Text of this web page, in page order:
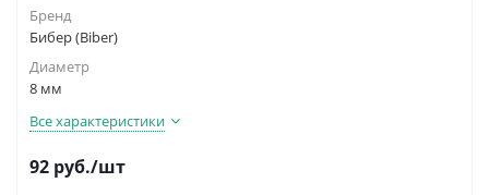
Бренд
Бибер (Biber)
Диаметр
8 мм
Все характеристики
92 руб./шт